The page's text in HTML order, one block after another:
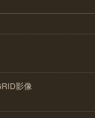
影像